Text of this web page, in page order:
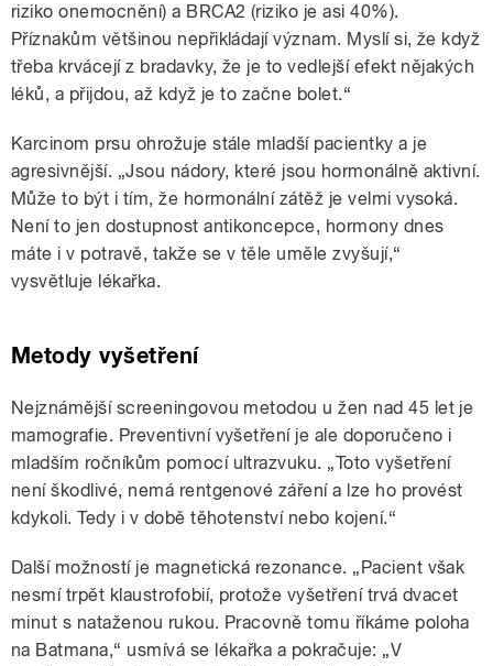
riziko onemocnění) a BRCA2 (riziko je asi 40%).
Příznakům většinou nepřikládají význam. Myslí si, že když
třeba krvácejí z bradavky, že je to vedlejší efekt nějakých
léků, a přijdou, až když je to začne bolet.“
Karcinom prsu ohrožuje stále mladší pacientky a je
agresivnější. „Jsou nádory, které jsou hormonálně aktivní.
Může to být i tím, že hormonální zátěž je velmi vysoká.
Není to jen dostupnost antikoncepce, hormony dnes
máte i v potravě, takže se v těle uměle zvyšují,“
vysvětluje lékařka.
Metody vyšetření
Nejznámější screeningovou metodou u žen nad 45 let je
mamografie. Preventivní vyšetření je ale doporučeno i
mladším ročníkům pomocí ultrazvuku. „Toto vyšetření
není škodlivé, nemá rentgenové záření a lze ho provést
kdykoli. Tedy i v době těhotenství nebo kojení.“
Další možností je magnetická rezonance. „Pacient však
nesmí trpět klaustrofobií, protože vyšetření trvá dvacet
minut s nataženou rukou. Pracovně tomu říkáme poloha
na Batmana,“ usmívá se lékařka a pokračuje: „V